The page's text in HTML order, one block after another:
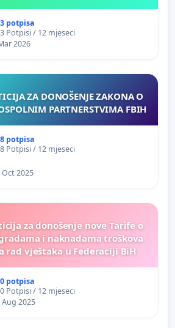
potpisa
Potpisi / 12 mjeseci
2026
ZA DONOŠENJE ZAKONA O
PARTNERSTVIMA FBIH
potpisa
Potpisi / 12 mjeseci
Oct 2025
za donošenje nove Tarife o
i naknadama troškova
rad vještaka u Federaciji BiH
potpisa
Potpisi / 12 mjeseci
Aug 2025